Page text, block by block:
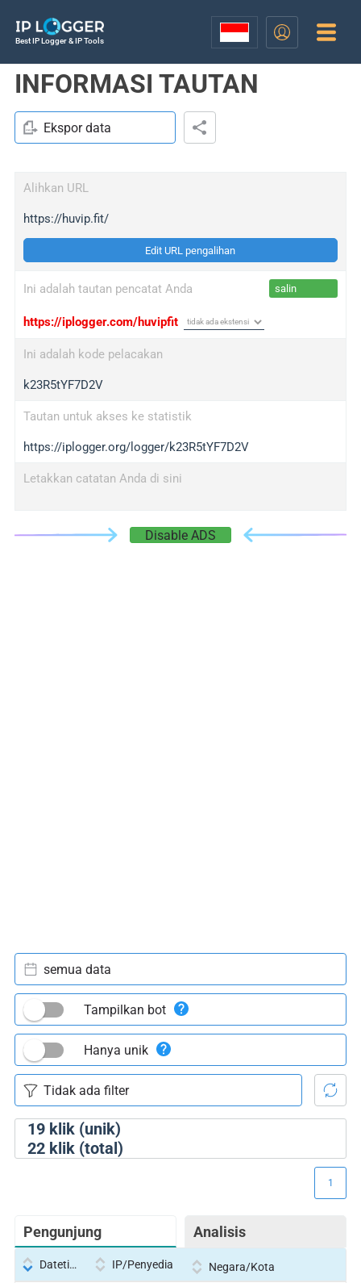
Best IP Logger & IP Tools
INFORMASI TAUTAN
Ekspor data
Alihkan URL
https://huvip.fit/
Edit URL pengalihan
Ini adalah tautan pencatat Anda salin
https://iplogger.com/huvipfit
Ini adalah kode pelacakan
k23R5tYF7D2V
Tautan untuk akses ke statistik
https://iplogger.org/logger/k23R5tYF7D2V
Letakkan catatan Anda di sini
Disable ADS
19klik (unik)
22klik (total)
semua data
Tampilkan bot
Hanya unik
Pengunjung Analisis
1
Datetime IP/Penyedia Negara/Kota